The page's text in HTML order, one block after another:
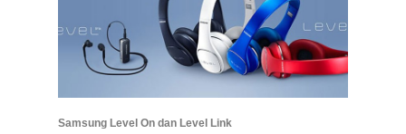
Samsung Level On dan Level Link